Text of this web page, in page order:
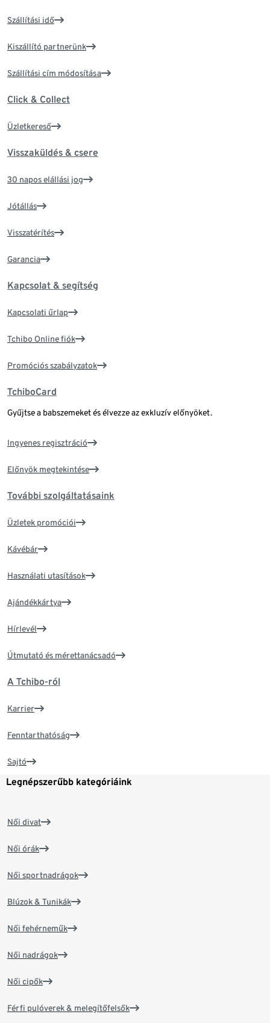
Szállítási idő
Kiszállító partnerünk
Szállítási cím módosítása
Click & Collect
Üzletkereső
Visszaküldés & csere
30 napos elállási jog
Jótállás
Visszatérítés
Garancia
Kapcsolat & segítség
Kapcsolati űrlap
Tchibo Online fiók
Promóciós szabályzatok
TchiboCard
Gyűjtse a babszemeket és élvezze az exkluzív előnyöket.
Ingyenes regisztráció
Előnyök megtekintése
További szolgáltatásaink
Üzletek promóciói
Kávébár
Használati utasítások
Ajándékkártya
Hírlevél
Útmutató és mérettanácsadó
A Tchibo-ról
Karrier
Fenntarthatóság
Sajtó
Legnépszerűbb kategóriáink
Női divat
Női órák
Női sportnadrágok
Blúzok & Tunikák
Női fehérneműk
Női nadrágok
Női cipők
Férfi pulóverek & melegítőfelsők